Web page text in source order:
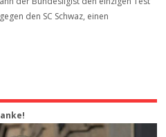
den SC Schwaz, einen